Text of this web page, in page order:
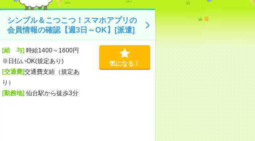
シンプル＆こつこつ！スマホアプリの
会員情報の確認【週3日～OK】[派遣]
[給 与]時給1400～1600円
※日払いOK(規定あり)
[交通費]交通費支給（規定あ
り）
[勤務地]仙台駅から徒歩3分
気になる！